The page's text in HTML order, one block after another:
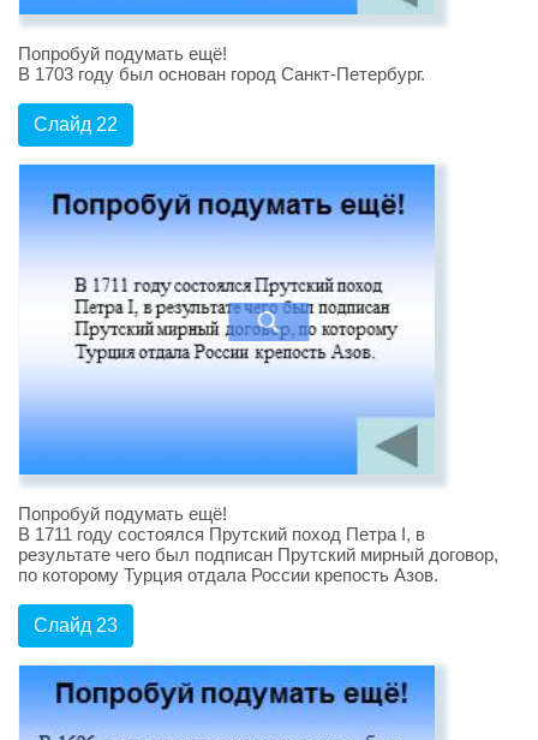
Попробуй подумать ещё!
В 1703 году был основан город Санкт-Петербург.
Слайд 22
Попробуй подумать ещё!
В 1711 году состоялся Прутский поход Петра I, в
результате чего был подписан Прутский мирный договор,
по которому Турция отдала России крепость Азов.
Слайд 23